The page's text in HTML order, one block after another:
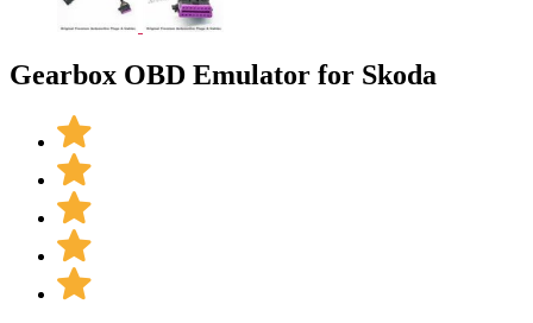
Gearbox OBD Emulator for Skoda